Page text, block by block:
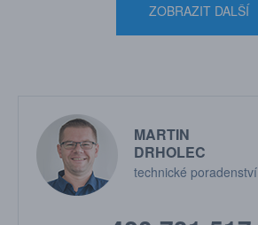
ZOBRAZIT DALŠÍ
MARTIN
DRHOLEC
technické poradenství